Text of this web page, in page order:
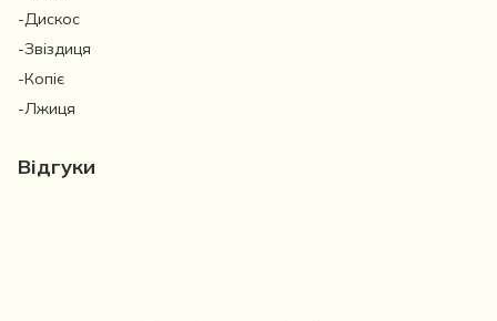
-Дискос
-Звіздиця
-Копіє
-Лжиця
Відгуки